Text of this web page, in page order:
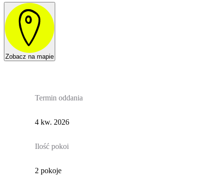
Zobacz na mapie
Termin oddania
4 kw. 2026
Ilość pokoi
2 pokoje